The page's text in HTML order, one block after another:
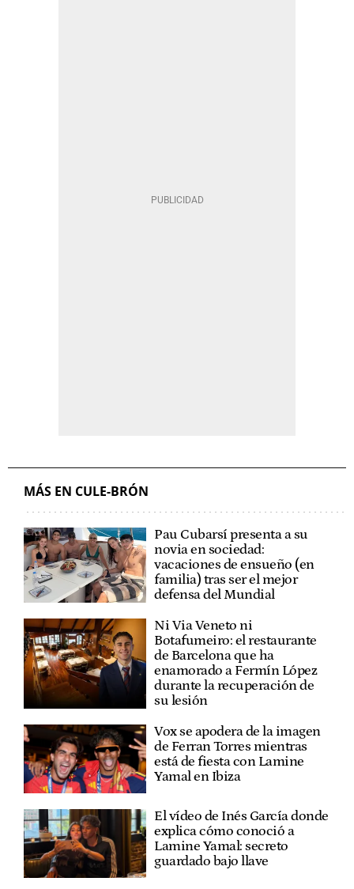
MÁS EN CULE-BRÓN
Pau Cubarsí presenta a su
novia en sociedad:
vacaciones de ensueño (en
familia) tras ser el mejor
defensa del Mundial
Ni Via Veneto ni
Botafumeiro: el restaurante
de Barcelona que ha
enamorado a Fermín López
durante la recuperación de
su lesión
Vox se apodera de la imagen
de Ferran Torres mientras
está de fiesta con Lamine
Yamal en Ibiza
El vídeo de Inés García donde
explica cómo conoció a
Lamine Yamal: secreto
guardado bajo llave